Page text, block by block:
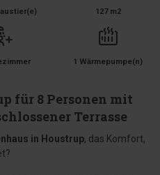
127 m2
1 Wärmepumpe(n)
für 8 Personen mit
Terrasse
in Houstrup, das Komfort,